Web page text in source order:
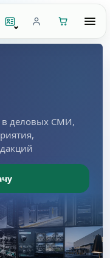
в деловых СМИ,